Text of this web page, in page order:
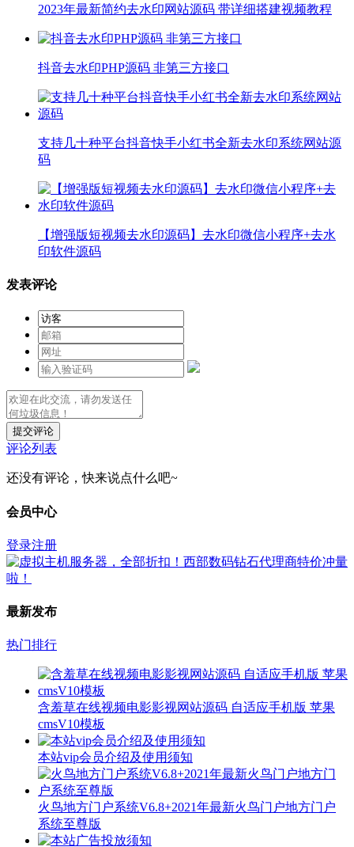
2023年最新简约去水印网站源码 带详细搭建视频教程
抖音去水印PHP源码 非第三方接口
支持几十种平台抖音快手小红书全新去水印系统网站源
码
【增强版短视频去水印源码】去水印微信小程序+去水
印软件源码
发表评论
提交评论
评论列表
还没有评论，快来说点什么吧~
会员中心
登录注册
最新发布
热门排行
含羞草在线视频电影影视网站源码 自适应手机版 苹果
cmsV10模板
本站vip会员介绍及使用须知
火鸟地方门户系统V6.8+2021年最新火鸟门户地方门户
系统至尊版